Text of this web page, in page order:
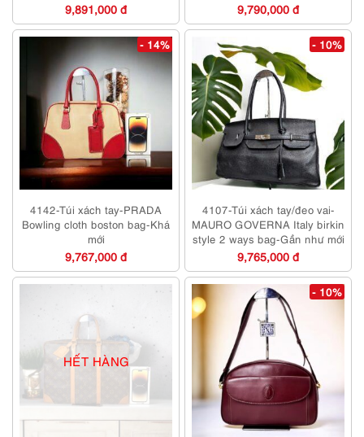
9,891,000 đ 9,790,000 đ
- 14%
4142-Túi xách tay-PRADA
Bowling cloth boston bag-Khá
mới
9,767,000 đ
- 10%
4107-Túi xách tay/đeo vai-
MAURO GOVERNA Italy birkin
style 2 ways bag-Gần như mới
9,765,000 đ
HẾT HÀNG
- 10%